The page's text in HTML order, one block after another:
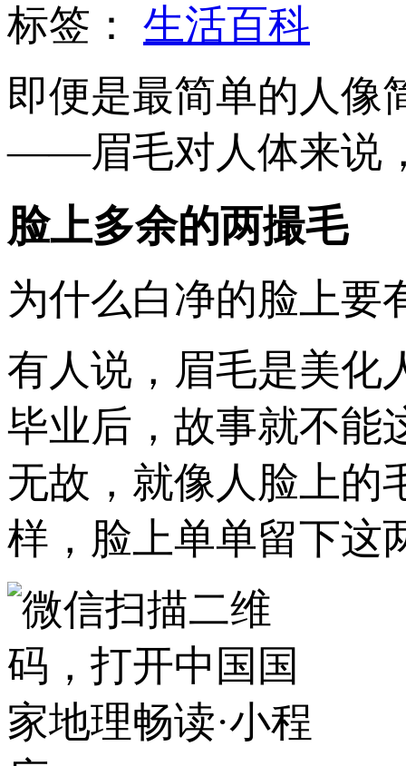
标签： 生活百科
即便是最简单的人像
——眉毛对人体来说
脸上多余的两撮毛
为什么白净的脸上要
有人说，眉毛是美
毕业后，故事就不能
无故，就像人脸上的
样，脸上单单留下